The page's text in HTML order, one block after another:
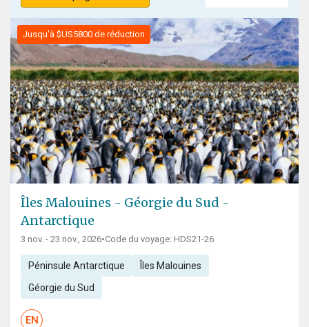
Jusqu'à $US5800 de réduction
Îles Malouines - Géorgie du Sud -
Antarctique
3 nov. - 23 nov., 2026•Code du voyage: HDS21-26
Péninsule Antarctique Îles Malouines
Géorgie du Sud
EN